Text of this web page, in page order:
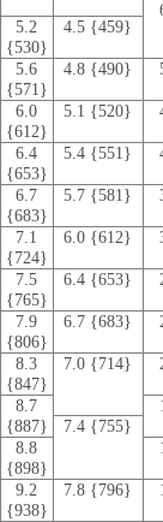
5.2
{530}
4.5 {459}
5.6
{571}
4.8 {490}
6.0
{612}
5.1 {520}
6.4
{653}
5.4 {551}
6.7
{683}
5.7 {581}
7.1
{724}
6.0 {612}
7.5
{765}
6.4 {653}
7.9
{806}
6.7 {683}
8.3
{847}
7.0 {714}
8.7
{887}
7.4 {755}
8.8
{898}
9.2
{938}
7.8 {796}